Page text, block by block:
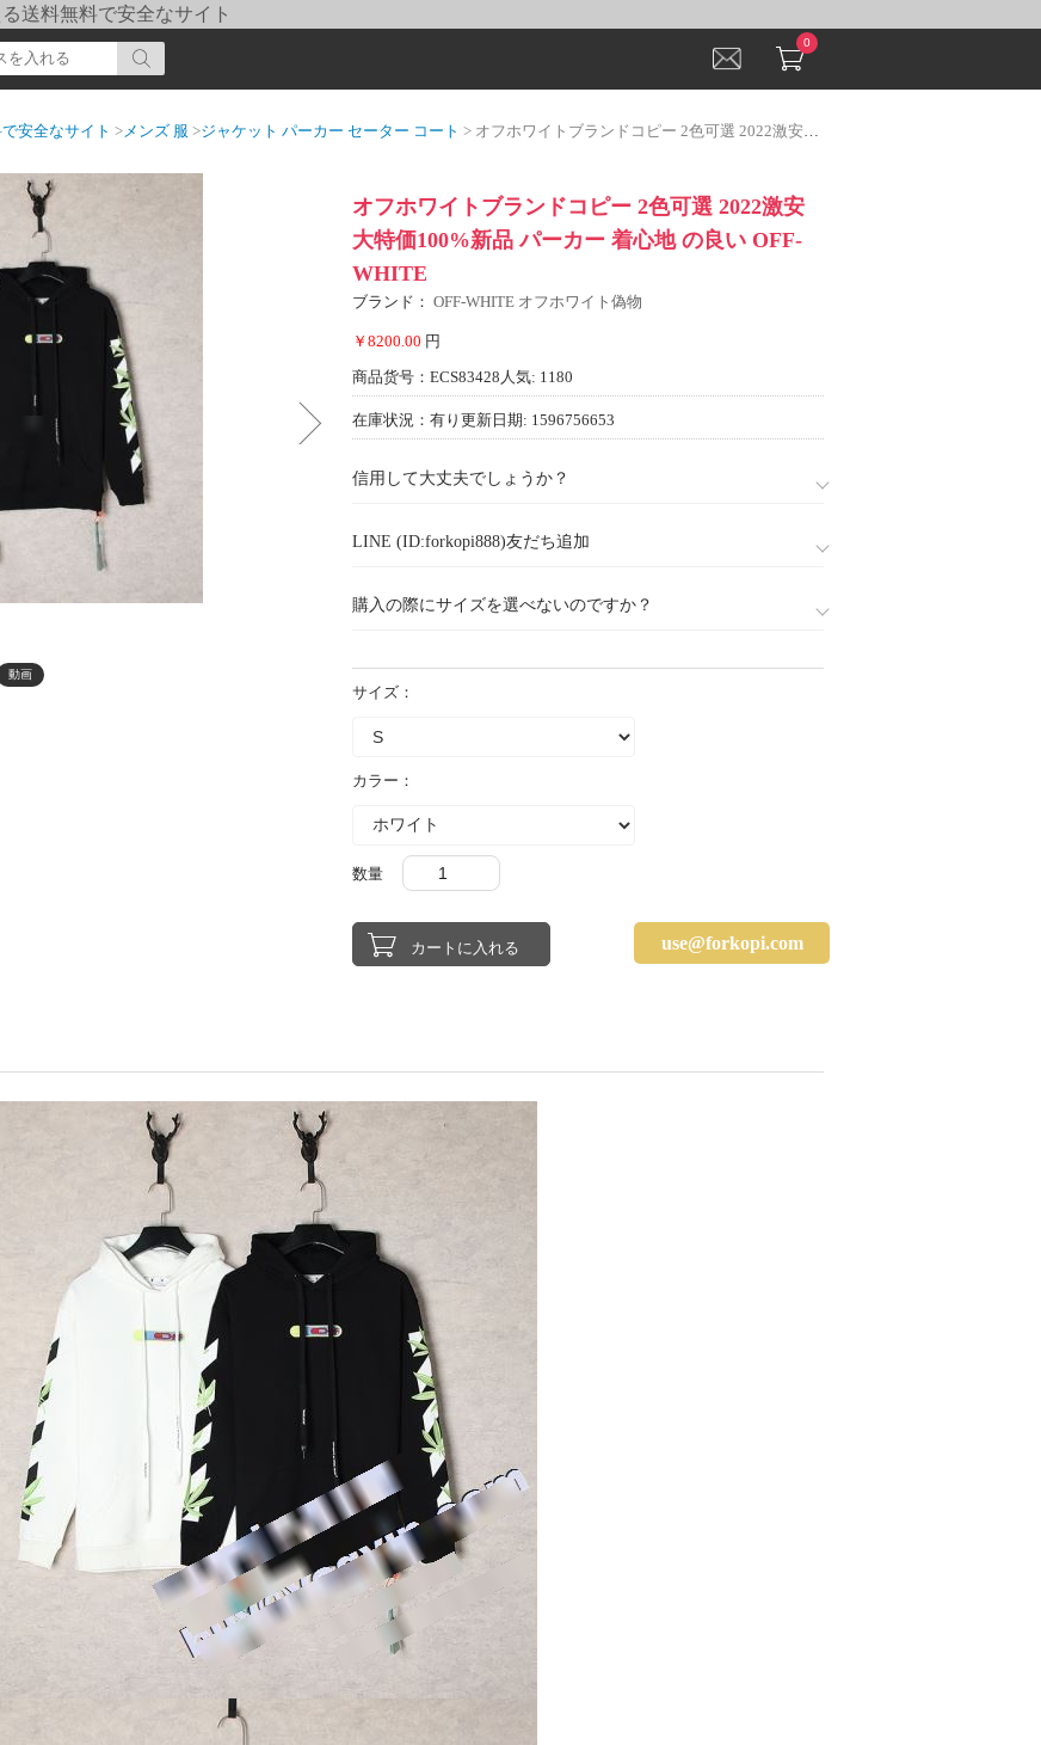
送料無料で安全なサイト
0
安全なサイト >メンズ 服 >ジャケット パーカー セーター コート > オフホワイトブランドコピー 2色可選 2022激安大特価100%新品 パーカー 着心地 の良い OFF-WHITE
動画
オフホワイトブランドコピー 2色可選 2022激安
大特価100%新品 パーカー 着心地 の良い OFF-
WHITE
ブランド： OFF-WHITE オフホワイト偽物
￥8200.00 円
商品货号：ECS83428 人気: 1180
在庫状況：有り 更新日期: 1596756653
信用して大丈夫でしょうか？
LINE (ID:forkopi888)友だち追加
購入の際にサイズを選べないのですか？
サイズ：
カラー：
数量
use@forkopi.com